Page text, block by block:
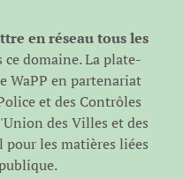
en réseau tous les
ce domaine. La plate-
WaPP en partenariat
et des Contrôles
des Villes et des
pour les matières liées